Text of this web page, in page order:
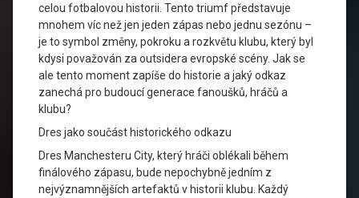
celou fotbalovou historii. Tento triumf představuje
mnohem víc než jen jeden zápas nebo jednu sezónu –
je to symbol změny, pokroku a rozkvětu klubu, který byl
kdysi považován za outsidera evropské scény. Jak se
ale tento moment zapíše do historie a jaký odkaz
zanechá pro budoucí generace fanoušků, hráčů a
klubu?
Dres jako součást historického odkazu
Dres Manchesteru City, který hráči oblékali během
finálového zápasu, bude nepochybně jedním z
nejvýznamnějších artefaktů v historii klubu. Každý